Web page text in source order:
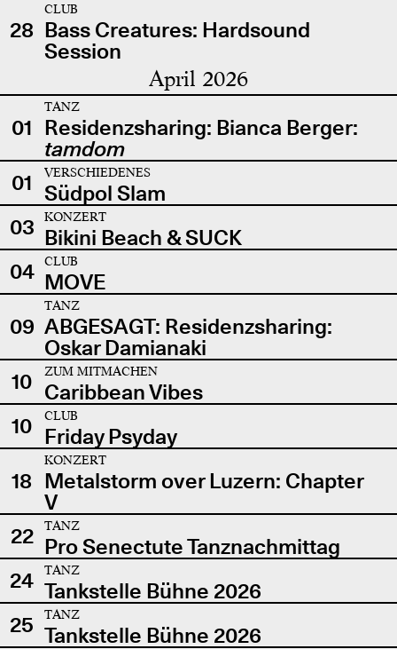
28
CLUB
Bass Creatures: Hardsound
Session
April 2026
01
TANZ
Residenzsharing: Bianca Berger:
tamdom
01
VERSCHIEDENES
Südpol Slam
03
KONZERT
Bikini Beach & SUCK
04
CLUB
MOVE
09
TANZ
ABGESAGT: Residenzsharing:
Oskar Damianaki
10
ZUM MITMACHEN
Caribbean Vibes
10
CLUB
Friday Psyday
18
KONZERT
Metalstorm over Luzern: Chapter
V
22
TANZ
Pro Senectute Tanznachmittag
24
TANZ
Tankstelle Bühne 2026
25
TANZ
Tankstelle Bühne 2026